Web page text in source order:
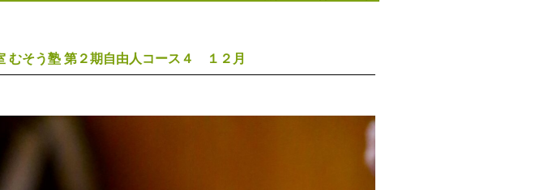
むそう塾 第２期自由人コース４ １２月